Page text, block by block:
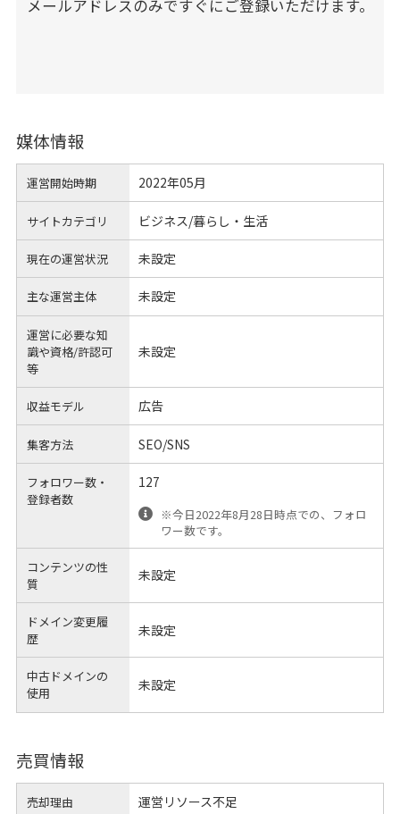
メールアドレスのみですぐにご登録いただけます。
媒体情報
運営開始時期 2022年05月
サイトカテゴリ ビジネス/暮らし・生活
現在の運営状況 未設定
主な運営主体 未設定
運営に必要な知
識や資格/許認可
等
未設定
収益モデル 広告
集客方法 SEO/SNS
フォロワー数・
登録者数
127
※今日2022年8月28日時点での、フォロ
ワー数です。
コンテンツの性
質
未設定
ドメイン変更履
歴
未設定
中古ドメインの
使用
未設定
売買情報
売却理由 運営リソース不足